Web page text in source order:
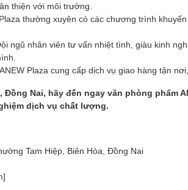
thiện với môi trường.
thường xuyên có các chương trình
ngũ nhân viên tư vấn nhiệt tình, giàu kinh
ANEW Plaza cung cấp dịch vụ giao hàng tận
Nai, hãy đến ngay văn phòng phẩm
dịch vụ chất lượng.
Tam Hiệp, Biên Hòa, Đồng Nai